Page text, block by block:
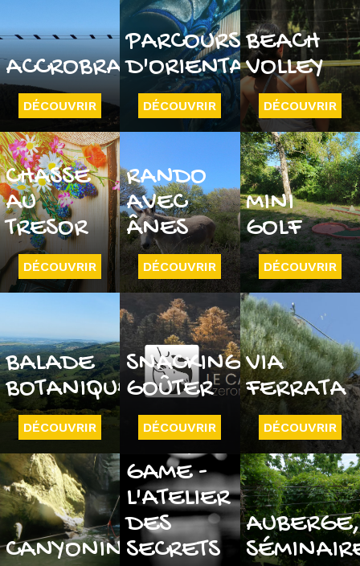
ACCROBRANCHE
DÉCOUVRIR
PARCOURS
D'ORIENTATION
DÉCOUVRIR
BEACH
VOLLEY
DÉCOUVRIR
CHASSE
AU
TRESOR
DÉCOUVRIR
RANDO
AVEC
ÂNES
DÉCOUVRIR
MINI
GOLF
DÉCOUVRIR
BALADE
BOTANIQUE
DÉCOUVRIR
SNACKING
GOÛTER
DÉCOUVRIR
VIA
FERRATA
DÉCOUVRIR
CANYONING
ESCAPE
GAME -
L'ATELIER
DES
SECRETS
AUBERGE,